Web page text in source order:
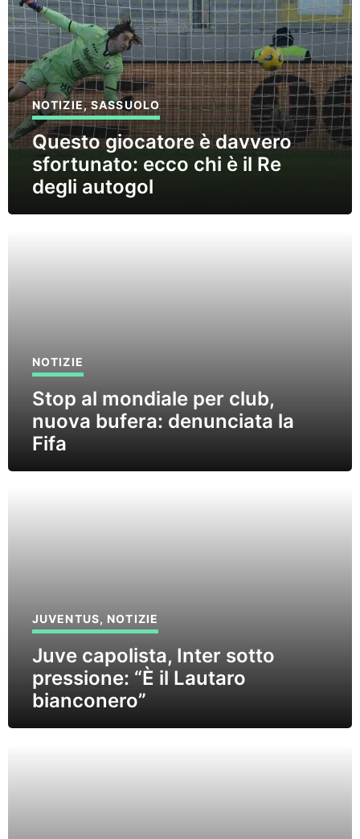
NOTIZIE,SASSUOLO
Questo giocatore è davvero
sfortunato: ecco chi è il Re
degli autogol
NOTIZIE
Stop al mondiale per club,
nuova bufera: denunciata la
Fifa
JUVENTUS, NOTIZIE
Juve capolista, Inter sotto
pressione: “È il Lautaro
bianconero”